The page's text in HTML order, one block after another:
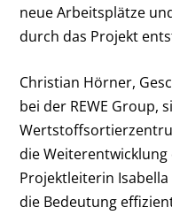
neue Arbeitsplätze
durch das Projekt
Christian Hörner,
bei der REWE Group,
die
Projektleiterin
die Bedeutung